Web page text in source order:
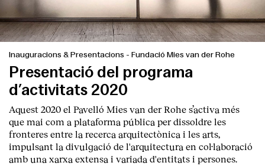
Inauguracions & Presentacions - Fundació Mies van der Rohe
Presentació del programa
d’activitats 2020
Aquest 2020 el Pavelló Mies van der Rohe s’activa més
que mai com a plataforma pública per dissoldre les
fronteres entre la recerca arquitectònica i les arts,
impulsant la divulgació de l'arquitectura en col·laboració
amb una xarxa extensa i variada d'entitats i persones.